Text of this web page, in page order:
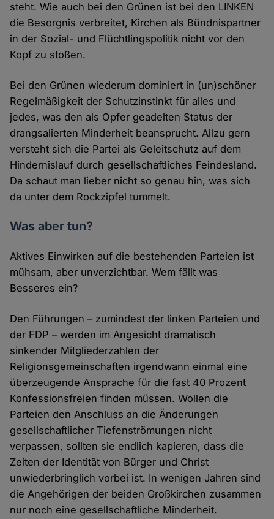
steht. Wie auch bei den Grünen ist bei den LINKEN
die Besorgnis verbreitet, Kirchen als Bündnispartner
in der Sozial- und Flüchtlingspolitik nicht vor den
Kopf zu stoßen.
Bei den Grünen wiederum dominiert in (un)schöner
Regelmäßigkeit der Schutzinstinkt für alles und
jedes, was den als Opfer geadelten Status der
drangsalierten Minderheit beansprucht. Allzu gern
versteht sich die Partei als Geleitschutz auf dem
Hindernislauf durch gesellschaftliches Feindesland.
Da schaut man lieber nicht so genau hin, was sich
da unter dem Rockzipfel tummelt.
Was aber tun?
Aktives Einwirken auf die bestehenden Parteien ist
mühsam, aber unverzichtbar. Wem fällt was
Besseres ein?
Den Führungen – zumindest der linken Parteien und
der FDP – werden im Angesicht dramatisch
sinkender Mitgliederzahlen der
Religionsgemeinschaften irgendwann einmal eine
überzeugende Ansprache für die fast 40 Prozent
Konfessionsfreien finden müssen. Wollen die
Parteien den Anschluss an die Änderungen
gesellschaftlicher Tiefenströmungen nicht
verpassen, sollten sie endlich kapieren, dass die
Zeiten der Identität von Bürger und Christ
unwiederbringlich vorbei ist. In wenigen Jahren sind
die Angehörigen der beiden Großkirchen zusammen
nur noch eine gesellschaftliche Minderheit.